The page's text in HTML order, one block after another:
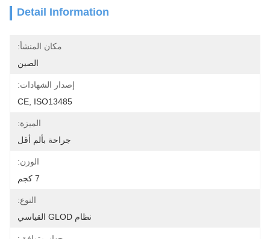
Detail Information
مكان المنشأ:
الصين
إصدار الشهادات:
CE, ISO13485
الميزة:
جراحة بألم أقل
الوزن:
النوع:
نظام GLOD القياسي